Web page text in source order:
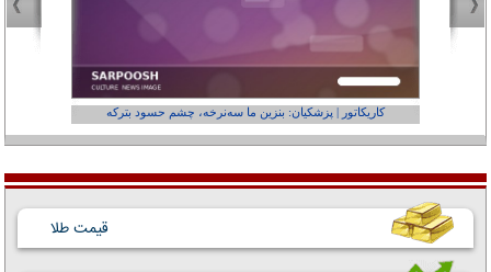
کاریکاتور | پزشکیان: بنزین ما سه‌نرخه، چشم حسود بترکه
قیمت طلا